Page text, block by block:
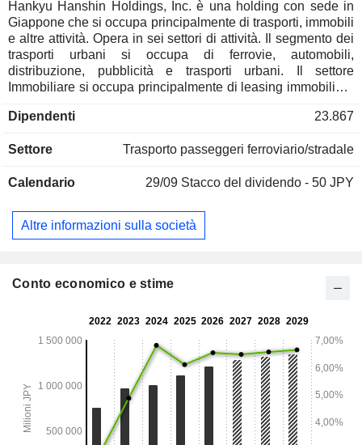
Hankyu Hanshin Holdings, Inc. è una holding con sede in
Giappone che si occupa principalmente di trasporti, immobili
e altre attività. Opera in sei settori di attività. Il segmento dei
trasporti urbani si occupa di ferrovie, automobili,
distribuzione, pubblicità e trasporti urbani. Il settore
Immobiliare si occupa principalmente di leasing immobiliare
comunicazione si occupa di sport, palcoscenico, mezzi di
Viaggi si occupa dell'offerta di viaggi. Il segmento Trasporti
internazionali. Il segmento Hotel è impegnato nel settore
includono, tra le altre, l'edilizia e l'ambiente, le carte di
gruppo, le carte di gruppo, le attività finanziarie di gruppo, le
Dipendenti 23.867
Settore Trasporto passeggeri ferroviario/stradale
Calendario 29/09 Stacco del dividendo - 50 JPY
Altre informazioni sulla società
Conto economico e stime